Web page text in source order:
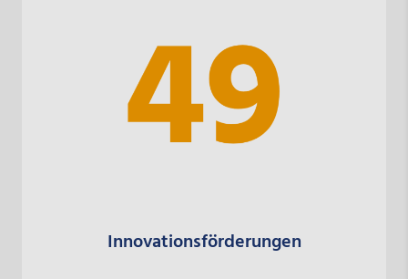
Innovationsförderungen